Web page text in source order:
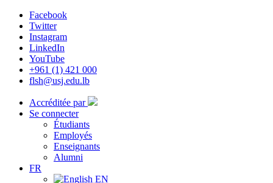
Facebook
Twitter
Instagram
LinkedIn
YouTube
+961 (1) 421 000
flsh@usj.edu.lb
Accréditée par
Se connecter
Étudiants
Employés
Enseignants
Alumni
FR
EN